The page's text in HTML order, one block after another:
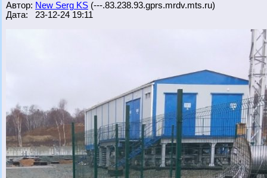
Автор: New Serg KS (---.83.238.93.gprs.mrdv.mts.ru)
Дата: 23-12-24 19:11